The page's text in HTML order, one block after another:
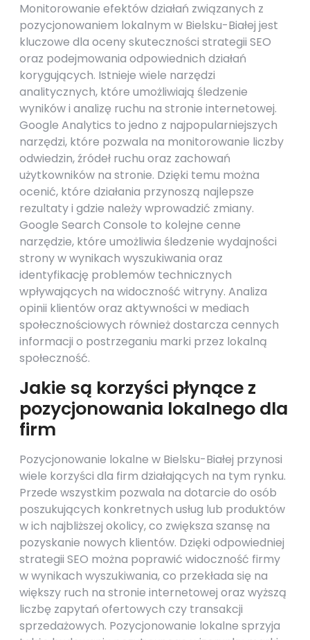
Monitorowanie efektów działań związanych z
pozycjonowaniem lokalnym w Bielsku-Białej jest
kluczowe dla oceny skuteczności strategii SEO
oraz podejmowania odpowiednich działań
korygujących. Istnieje wiele narzędzi
analitycznych, które umożliwiają śledzenie
wyników i analizę ruchu na stronie internetowej.
Google Analytics to jedno z najpopularniejszych
narzędzi, które pozwala na monitorowanie liczby
odwiedzin, źródeł ruchu oraz zachowań
użytkowników na stronie. Dzięki temu można
ocenić, które działania przynoszą najlepsze
rezultaty i gdzie należy wprowadzić zmiany.
Google Search Console to kolejne cenne
narzędzie, które umożliwia śledzenie wydajności
strony w wynikach wyszukiwania oraz
identyfikację problemów technicznych
wpływających na widoczność witryny. Analiza
opinii klientów oraz aktywności w mediach
społecznościowych również dostarcza cennych
informacji o postrzeganiu marki przez lokalną
społeczność.
Jakie są korzyści płynące z
pozycjonowania lokalnego dla
firm
Pozycjonowanie lokalne w Bielsku-Białej przynosi
wiele korzyści dla firm działających na tym rynku.
Przede wszystkim pozwala na dotarcie do osób
poszukujących konkretnych usług lub produktów
w ich najbliższej okolicy, co zwiększa szansę na
pozyskanie nowych klientów. Dzięki odpowiedniej
strategii SEO można poprawić widoczność firmy
w wynikach wyszukiwania, co przekłada się na
większy ruch na stronie internetowej oraz wyższą
liczbę zapytań ofertowych czy transakcji
sprzedażowych. Pozycjonowanie lokalne sprzyja